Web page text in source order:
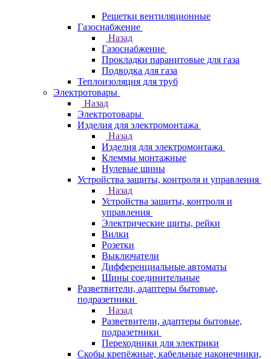
Решетки вентиляционные
Газоснабжение
Назад
Газоснабжение
Прокладки паранитовые для газа
Подводка для газа
Теплоизоляция для труб
Электротовары
Назад
Электротовары
Изделия для электромонтажа
Назад
Изделия для электромонтажа
Клеммы монтажные
Нулевые шины
Устройства защиты, контроля и управления
Назад
Устройства защиты, контроля и
управления
Электрические щиты, рейки
Вилки
Розетки
Выключатели
Дифференциальные автоматы
Шины соединительные
Разветвители, адаптеры бытовые,
подразетники
Назад
Разветвители, адаптеры бытовые,
подразетники
Переходники для электрики
Скобы крепёжные, кабельные наконечники,